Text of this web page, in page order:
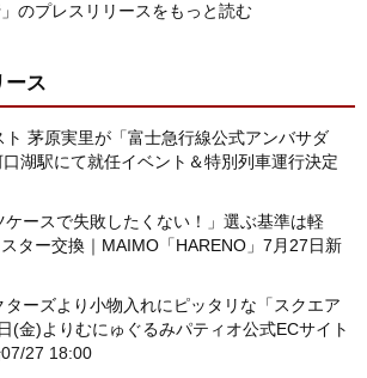
」のプレスリリースをもっと読む
ース
ト 茅原実里が「富士急行線公式アンバサダ
湖駅にて就任イベント＆特別列車運行決定
ケースで失敗したくない！」選ぶ基準は軽
ター交換｜MAIMO「HARENO」7月27日新
ーズより小物入れにピッタリな「スクエア
(金)よりむにゅぐるみパティオ公式ECサイト
07/27 18:00